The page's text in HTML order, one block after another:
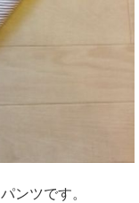
ンツです。